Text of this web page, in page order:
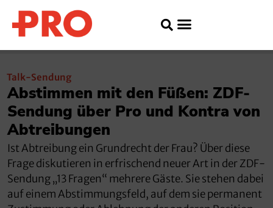
Talk-Sendung
Abstimmen mit den Füßen: ZDF-
Sendung über Pro und Kontra von
Abtreibungen
Ist Abtreibung ein Grundrecht der Frau? Über diese
Frage diskutieren in erfrischend neuer Art in der ZDF-
Sendung „13 Fragen“ mehrere Gäste. Sie stehen dabei
auf einem Abstimmungsfeld, auf dem sie permanent